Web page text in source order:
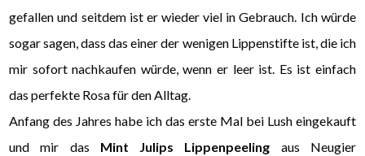
gefallen und seitdem ist er wieder viel in Gebrauch. Ich würde
sogar sagen, dass das einer der wenigen Lippenstifte ist, die ich
mir sofort nachkaufen würde, wenn er leer ist. Es ist einfach
das perfekte Rosa für den Alltag.
Anfang des Jahres habe ich das erste Mal bei Lush eingekauft
und mir das Mint Julips Lippenpeeling aus Neugier